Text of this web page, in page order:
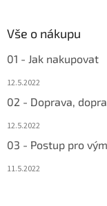
Vše o nákupu
01 - Jak nakupovat
12.5.2022
02 - Doprava,
12.5.2022
03 - Postup pro
11.5.2022